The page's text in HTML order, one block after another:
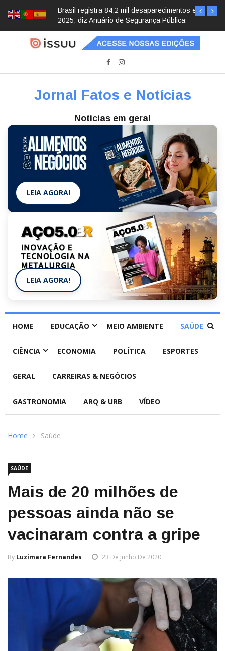
Brasil registra 84,2 mil desaparecimentos em
2025, diz Anuário de Segurança Pública
Jornal Fatos e Notícias
Notícias em geral
LEIA AGORA!
LEIA AGORA!
HOME EDUCAÇÃO MEIO AMBIENTE SAÚDE
CIÊNCIA ECONOMIA POLÍTICA ESPORTES
GERAL CARREIRAS & NEGÓCIOS
GASTRONOMIA ARQ & URB VÍDEO
Home Saúde
SAÚDE
Mais de 20 milhões de
pessoas ainda não se
vacinaram contra a gripe
By Luzimara Fernandes 23 De Junho De 2020